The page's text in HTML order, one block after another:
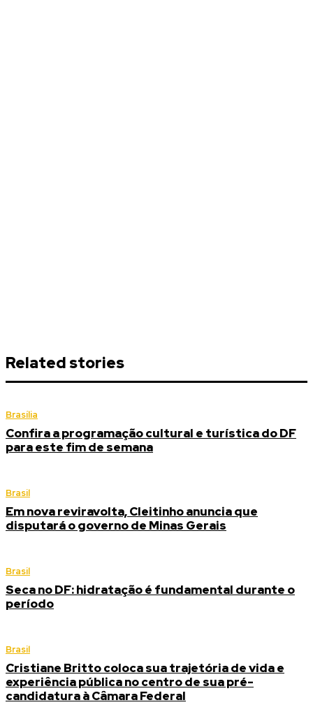
Related stories
Brasília
Confira a programação cultural e turística do DF
para este fim de semana
Brasil
Em nova reviravolta, Cleitinho anuncia que
disputará o governo de Minas Gerais
Brasil
Seca no DF: hidratação é fundamental durante o
período
Brasil
Cristiane Britto coloca sua trajetória de vida e
experiência pública no centro de sua pré-
candidatura à Câmara Federal